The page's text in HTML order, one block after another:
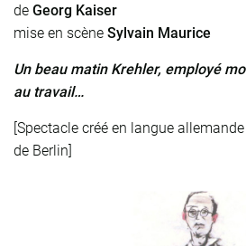
de Georg Kaiser
mise en scène Sylvain Maurice
Un beau matin Krehler, employé
au travail…
[Spectacle créé en langue
de Berlin]